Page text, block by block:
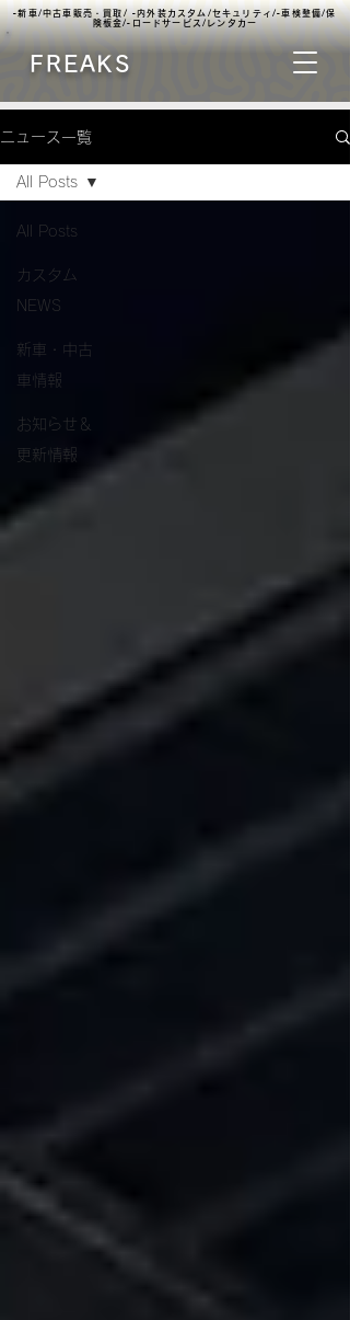
▫️新車/中古車販売・買取/ ▫️内外装カスタム/セキュリティ/▫️車検整備/保
険板金/▫️ロードサービス/レンタカー
FREAKS
ニュース一覧
All Posts
カスタム
NEWS
新車・中古
車情報
お知らせ＆
更新情報
All Posts